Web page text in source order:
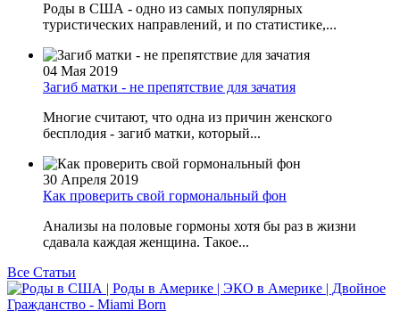
Роды в США - одно из самых популярных
туристических направлений, и по статистике,...
04 Мая 2019
Загиб матки - не препятствие для зачатия
Многие считают, что одна из причин женского
бесплодия - загиб матки, который...
30 Апреля 2019
Как проверить свой гормональный фон
Анализы на половые гормоны хотя бы раз в жизни
сдавала каждая женщина. Такое...
Все Статьи